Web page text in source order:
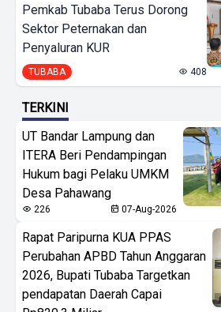
Pemkab Tubaba Terus Dorong
Sektor Peternakan dan
Penyaluran KUR
TUBABA 408
TERKINI
UT Bandar Lampung dan
ITERA Beri Pendampingan
Hukum bagi Pelaku UMKM
Desa Pahawang
226 07-Aug-2026
Rapat Paripurna KUA PPAS
Perubahan APBD Tahun Anggaran
2026, Bupati Tubaba Targetkan
pendapatan Daerah Capai